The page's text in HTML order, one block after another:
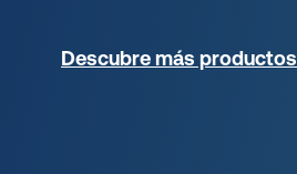
Descubre más productos